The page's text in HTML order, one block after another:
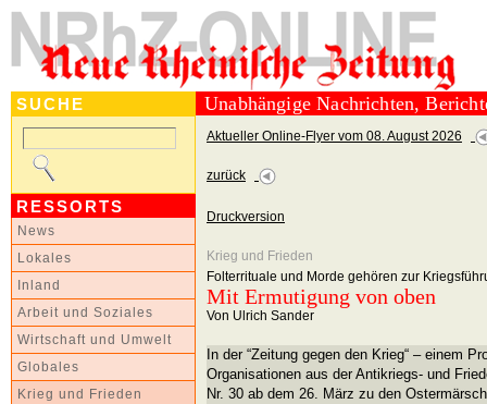
SUCHE
RESSORTS
News
Lokales
Inland
Arbeit und Soziales
Wirtschaft und Umwelt
Globales
Krieg und Frieden
Unabhängige Nachrichten,
Aktueller Online-Flyer vom 08. August 2026
zurück
Druckversion
Krieg und Frieden
Folterrituale und Morde gehören zur
Mit Ermutigung von oben
Von Ulrich Sander
In der “Zeitung gegen den Krieg“ – einem
Organisationen aus der Antikriegs- und
Nr. 30 ab dem 26. März zu den